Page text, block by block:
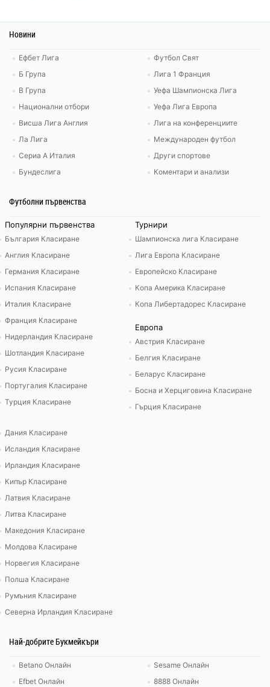
Новини
Ефбет Лига
Б Група
В Група
Национални отбори
Висша Лига Англия
Ла Лига
Сериа А Италия
Бундеслига
Футбол Свят
Лига 1 Франция
Уефа Шампионска Лига
Уефа Лига Европа
Лига на конференциите
Международен футбол
Други спортове
Коментари и анализи
Футболни първенства
Популярни първенства
България Класиране
Англия Класиране
Германия Класиране
Испания Класиране
Италия Класиране
Франция Класиране
Нидерландия Класиране
Шотландия Класиране
Русия Класиране
Португалия Класиране
Турция Класиране
Турнири
Шампионска лига Класиране
Лига Европа Класиране
Европейско Класиране
Копа Америка Класиране
Копа Либертадорес Класиране
Европа
Австрия Класиране
Белгия Класиране
Беларус Класиране
Босна и Херциговина Класиране
Гърция Класиране
Дания Класиране
Исландия Класиране
Ирландия Класиране
Кипър Класиране
Латвия Класиране
Литва Класиране
Македония Класиране
Молдова Класиране
Норвегия Класиране
Полша Класиране
Румъния Класиране
Северна Ирландия Класиране
Най-добрите Букмейкъри
Betano Онлайн
Efbet Онлайн
Sesame Онлайн
8888 Онлайн